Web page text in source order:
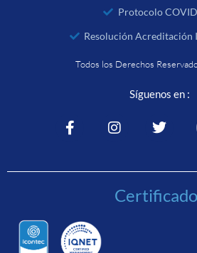
Protocolo
Resolución Acreditación
Todos los Derechos
Síguenos en :